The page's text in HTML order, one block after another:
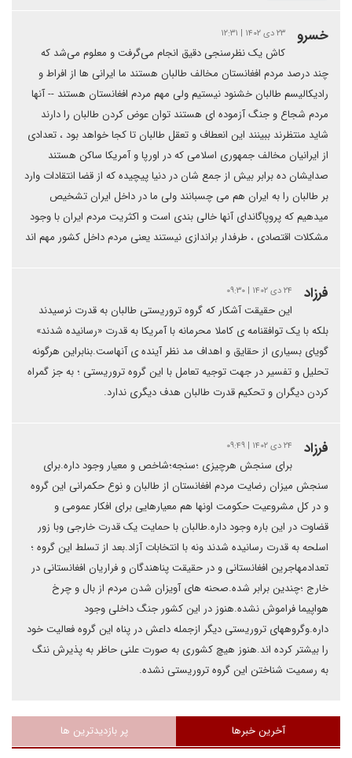
خسرو ۲۳ دی ۱۴۰۲ | ۱۲:۳۱
کاش یک‌ نظرسنجی دقیق انجام می‌گرفت و معلوم می‌شد که
چند درصد مردم افغانستان مخالف طالبان هستند ما ایرانی ها از افراط و
رادیکالیسم طالبان خشنود نیستیم ولی مهم مردم افغانستان هستند -- آنها
مردم شجاع و جنگ آزموده ای هستند توان عوض کردن طالبان را دارند
شاید منتظرند ببینند این انعطاف و تعقل طالبان تا کجا خواهد بود ، تعدادی
از ایرانیان مخالف جمهوری اسلامی که در اورپا و آمریکا ساکن هستند
صدایشان ده برابر بیش از جمع شان در دنیا پیچیده که از قضا انتقادات وارد
بر طالبان را به ایران هم می چسبانند ولی ما در داخل ایران تشخیص
میدهیم که پروپاگاندای آنها خالی بندی است و اکثریت مردم ایران با وجود
مشکلات اقتصادی ، طرفدار براندازی نیستند یعنی مردم داخل کشور مهم اند
فرزاد ۲۴ دی ۱۴۰۲ | ۰۹:۳۰
این حقیقت آشکار که گروه تروریستی طالبان به قدرت نرسیدند
بلکه با یک توافقنامه ی کاملا محرمانه با آمریکا به قدرت «رسانیده شدند»
گویای بسیاری از حقایق و اهداف مد نظر آینده ی آنهاست.بنابراین هرگونه
تحلیل و تفسیر در جهت توجیه تعامل با این گروه تروریستی ؛ به جز گمراه
کردن دیگران و تحکیم قدرت طالبان هدف دیگری ندارد.
فرزاد ۲۴ دی ۱۴۰۲ | ۰۹:۴۹
برای سنجش هرچیزی ؛سنجه؛شاخص و معیار وجود داره.برای
سنجش میزان رضایت مردم افغانستان از طالبان و نوع حکمرانی این گروه
و در کل مشروعیت حکومت اونها هم معیارهایی برای افکار عمومی و
قضاوت در این باره وجود داره.طالبان با حمایت یک قدرت خارجی وبا زور
اسلحه به قدرت رسانیده شدند ونه با انتخابات آزاد.بعد از تسلط این گروه ؛
تعدادمهاجرین افغانستانی و در حقیقت پناهندگان و فراریان افغانستانی در
خارج ؛چندین برابر شده.صحنه های آویزان شدن مردم از بال و چرخ
هواپیما فراموش نشده.هنوز در این کشور جنگ داخلی وجود
داره.وگروههای تروریستی دیگر ازجمله داعش در پناه این گروه فعالیت خود
را بیشتر کرده اند.هنوز هیچ کشوری به صورت علنی حاظر به پذیرش ننگ
به رسمیت شناختن این گروه تروریستی نشده.
آخرین خبرها پر بازدیدترین ها